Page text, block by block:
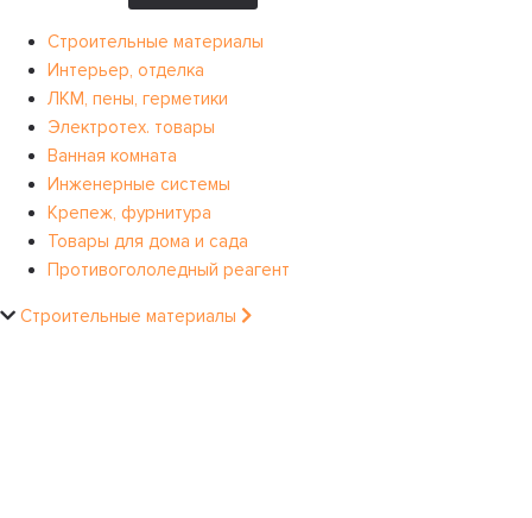
Строительные материалы
Интерьер, отделка
ЛКМ, пены, герметики
Электротех. товары
Ванная комната
Инженерные системы
Крепеж, фурнитура
Товары для дома и сада
Противогололедный реагент
Строительные материалы